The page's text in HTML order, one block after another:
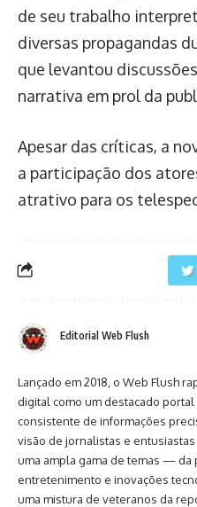
de seu trabalho
diversas propagandas
que levantou
narrativa em prol da
Apesar das críticas, a
a participação dos
atrativo para os
Editorial Web Flush
Lançado em 2018, o Web Flush
digital como um destacado
consistente de informações
visão de jornalistas e
uma ampla gama de temas — da
entretenimento e inovações
uma mistura de veteranos da